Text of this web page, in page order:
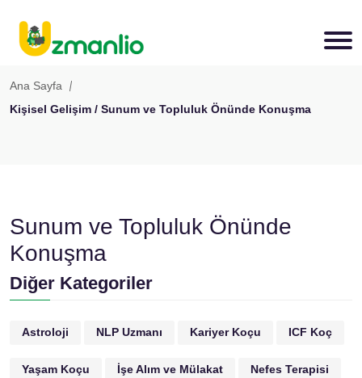
Ana Sayfa
Kişisel Gelişim / Sunum ve Topluluk Önünde Konuşma
Sunum ve Topluluk Önünde
Konuşma
Diğer Kategoriler
Astroloji NLP Uzmanı Kariyer Koçu ICF Koç
Yaşam Koçu İşe Alım ve Mülakat Nefes Terapisi